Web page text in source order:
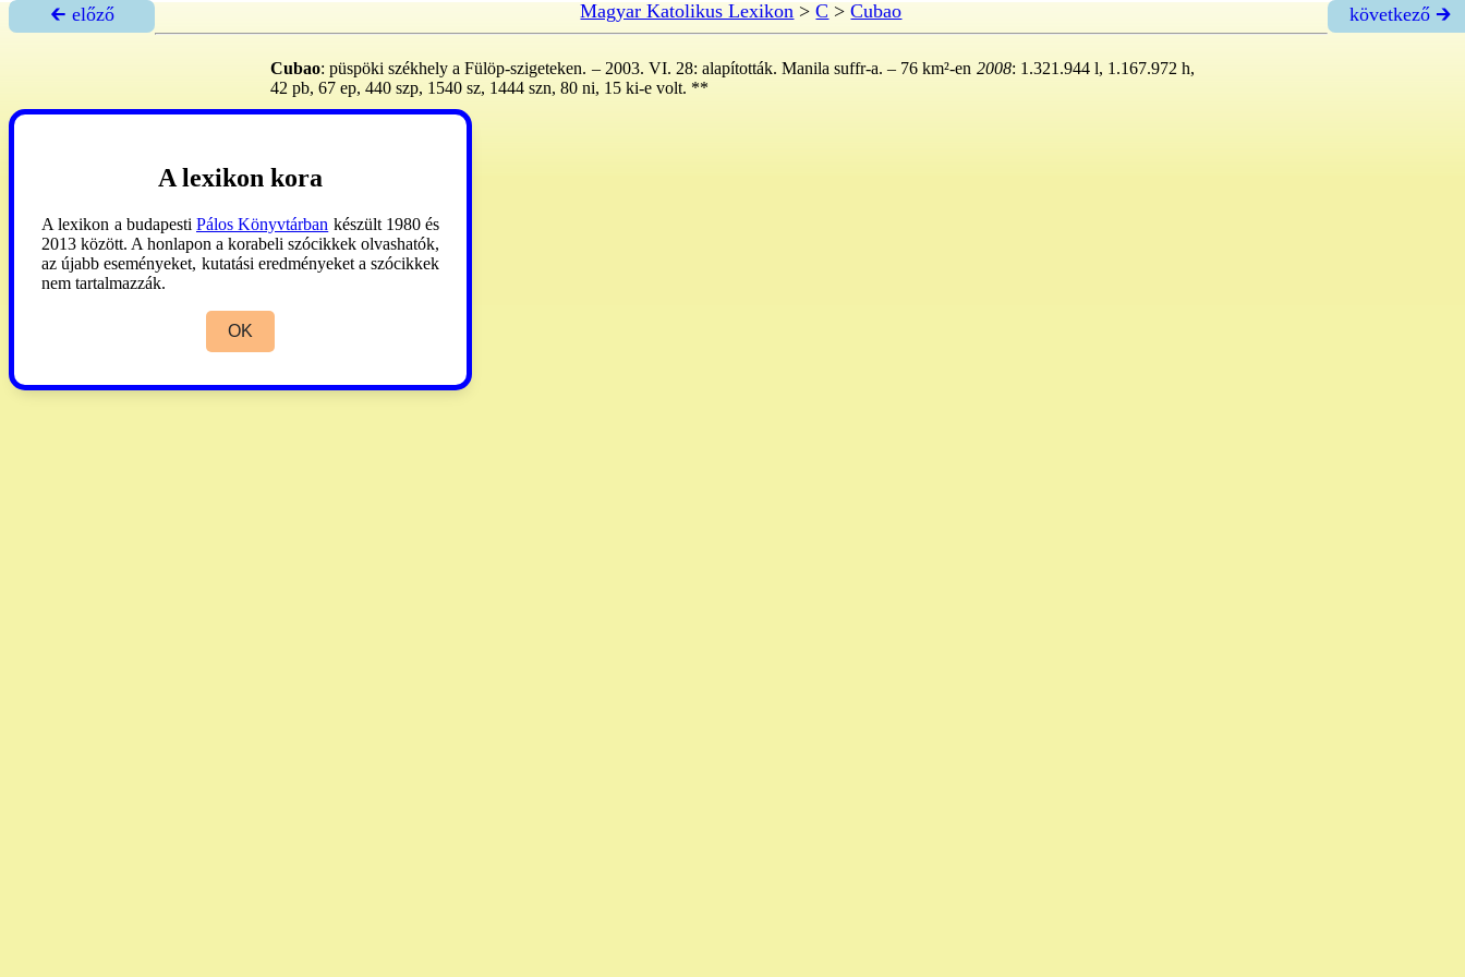
🡰 előző Magyar Katolikus Lexikon >C >Cubao következő 🡲
Cubao: püspöki székhely a Fülöp-szigeteken. – 2003. VI. 28: alapították. Manila suffr-a. – 76 km²-en 2008: 1.321.944 l, 1.167.972 h,
42 pb, 67 ep, 440 szp, 1540 sz, 1444 szn, 80 ni, 15 ki-e volt. **
A lexikon kora
A lexikon a budapesti Pálos Könyvtárban készült 1980 és
2013 között. A honlapon a korabeli szócikkek olvashatók,
az újabb eseményeket, kutatási eredményeket a szócikkek
nem tartalmazzák.
OK